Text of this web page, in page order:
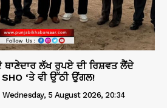
ਲੱਖ ਰੁਪਏ ਦੀ ਰਿਸ਼ਵਤ ਲੈਂਦੇ
‘ਤੇ ਵੀ ਉੱਠੀ ਉਂਗਲ!
Wednesday, 5 August 2026, 20:34